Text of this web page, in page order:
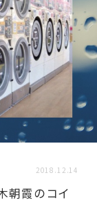
事例
ベ事例
2018.12.14
朝霞のコイ